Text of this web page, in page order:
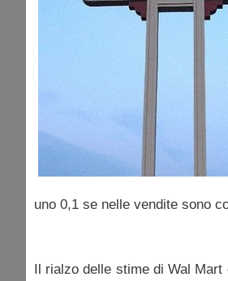
uno 0,1 se nelle vendite sono
Il rialzo delle stime di Wal